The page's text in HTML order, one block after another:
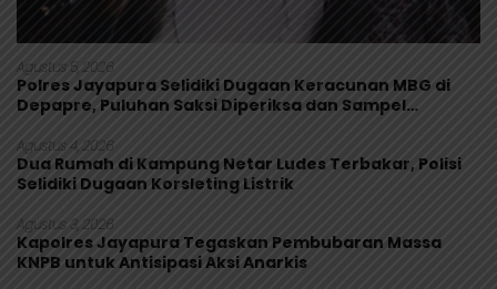
Agustus 5, 2026
Polres Jayapura Selidiki Dugaan Keracunan MBG di
Depapre, Puluhan Saksi Diperiksa dan Sampel
Agustus 4, 2026
Dua Rumah di Kampung Netar Ludes Terbakar, Polisi
Selidiki Dugaan Korsleting Listrik
Agustus 3, 2026
Kapolres Jayapura Tegaskan Pembubaran Massa
KNPB untuk Antisipasi Aksi Anarkis